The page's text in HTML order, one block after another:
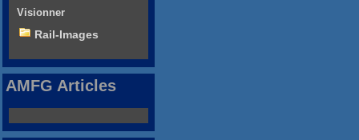
Visionner
Rail-Images
AMFG Articles